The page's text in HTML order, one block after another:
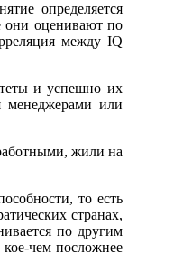
определяется
они оценивают по
между IQ
и успешно их
менеджерами или
жили на
то есть
странах,
по другим
чем посложнее